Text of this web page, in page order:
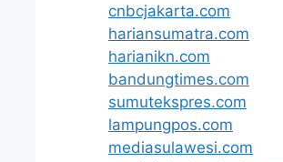
cnbcjakarta.com
hariansumatra.com
harianikn.com
bandungtimes.com
sumutekspres.com
lampungpos.com
mediasulawesi.com